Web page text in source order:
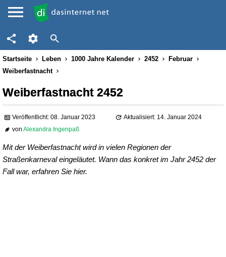
Startseite Leben 1000 Jahre Kalender 2452
Februar
Weiberfastnacht
Weiberfastnacht 2452
Veröffentlicht: 08. Januar 2023
Aktualisiert: 14. Januar 2024
vonAlexandra Ingenpaß
Mit der Weiberfastnacht wird in vielen Regionen der
Straßenkarneval eingeläutet. Wann das konkret im Jahr 2452 der
Fall war, erfahren Sie hier.